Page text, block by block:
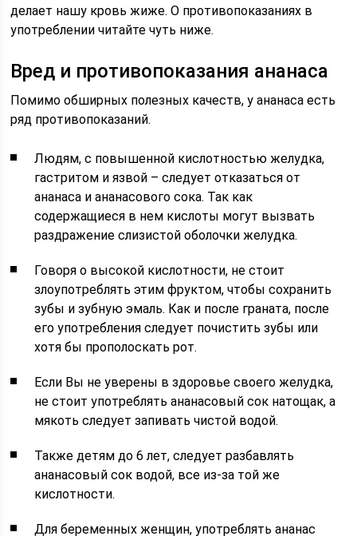
делает нашу кровь жиже. О противопоказаниях в
употреблении читайте чуть ниже.
Вред и противопоказания ананаса
Помимо обширных полезных качеств, у ананаса есть
ряд противопоказаний.
Людям, с повышенной кислотностью желудка,
гастритом и язвой – следует отказаться от
ананаса и ананасового сока. Так как
содержащиеся в нем кислоты могут вызвать
раздражение слизистой оболочки желудка.
Говоря о высокой кислотности, не стоит
злоупотреблять этим фруктом, чтобы сохранить
зубы и зубную эмаль. Как и после граната, после
его употребления следует почистить зубы или
хотя бы прополоскать рот.
Если Вы не уверены в здоровье своего желудка,
не стоит употреблять ананасовый сок натощак, а
мякоть следует запивать чистой водой.
Также детям до 6 лет, следует разбавлять
ананасовый сок водой, все из-за той же
кислотности.
Для беременных женщин, употреблять ананас